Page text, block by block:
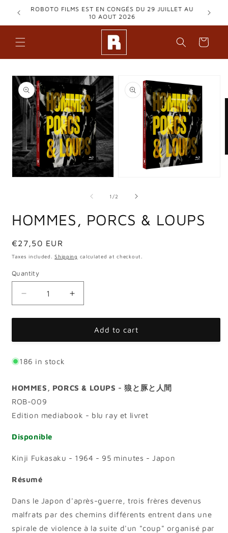
Skip to
content
ROBOTO FILMS EST EN CONGÉS DU 29 JUILLET AU
10 AOUT 2026
Cart
Skip to
product
information
1 /of2
HOMMES, PORCS & LOUPS
Regular
price
€27,50 EUR
Taxes included.Shipping calculated at checkout.
Quantity
Quantity
Decrease
quantity
for
PORCS
LOUPS
Increase
quantity
for
HOMMES,
PORCS
Add to cart
186 in stock
HOMMES, PORCS & LOUPS - 狼と豚と人間
ROB-009
Edition mediabook - blu ray et livret
Disponible
Kinji Fukasaku - 1964 - 95 minutes - Japon
Résumé
Dans le Japon d'après-guerre, trois frères devenus
malfrats par des chemins différents entrent dans une
spirale de violence à la suite d'un "coup" organisé par